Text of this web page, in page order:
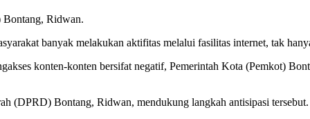
Ridwan.
banyak melakukan aktifitas melalui fasilitas internet, tak
konten-konten bersifat negatif, Pemerintah Kota (Pemkot)
(DPRD) Bontang, Ridwan, mendukung langkah antisipasi tersebut.